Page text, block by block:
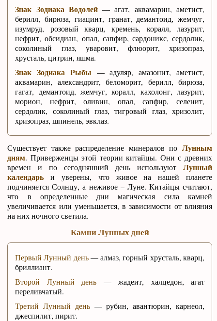
Знак Зодиака Водолей— агат, аквамарин, аметист,
берилл, бирюза, гиацинт, гранат, демантоид, жемчуг,
изумруд, розовый кварц, кремень, коралл, лазурит,
нефрит, обсидиан, опал, сапфир, сардоникс, сердолик,
соколиный глаз, уваровит, флюорит, хризопраз,
хрусталь, цитрин, яшма.
Знак Зодиака Рыбы — адуляр, амазонит, аметист,
аквамарин, александрит, беломорит, берилл, бирюза,
гагат, демантоид, жемчуг, коралл, кахолонг, лазурит,
морион, нефрит, оливин, опал, сапфир, селенит,
сердолик, соколиный глаз, тигровый глаз, хризолит,
хризопраз, шпинель, эвклаз.
Существует также распределение минералов по Лунным
дням. Приверженцы этой теории китайцы. Они с древних
времен и по сегодняшний день используют Лунный
календарь и уверены, что живое на нашей планете
подчиняется Солнцу, а неживое – Луне. Китайцы считают,
что в определенные дни магическая сила камней
увеличивается или уменьшается, в зависимости от влияния
на них ночного светила.
Камни Лунных дней
Первый Лунный день— алмаз, горный хрусталь, кварц,
бриллиант.
Второй Лунный день — жадеит, халцедон, агат
переливчатый.
Третий Лунный день— рубин, авантюрин, карнеол,
джеспилит, пирит.